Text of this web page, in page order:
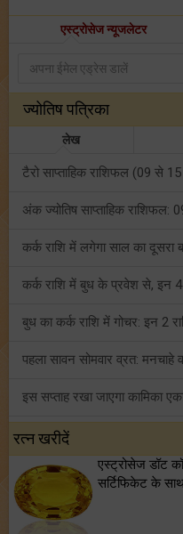
एस्ट्रोसेज न्यूजलेटर
ज्योतिष पत्रिका
लेख
अंक ज्योतिष साप्ताहिक
इस सप्ताह रखा जाएगा कामिका
रत्न खरीदें
एस्ट्रोसेज डॉट
सर्टिफिकेट के